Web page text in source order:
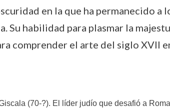
en la que ha permanecido a
Su habilidad para plasmar la
comprender el arte del siglo XVII
(70-?). El líder judío que desafió a